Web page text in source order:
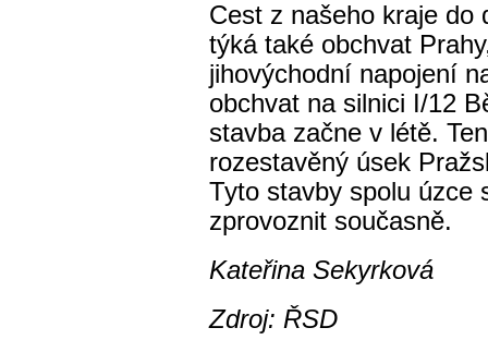
Cest z našeho kraje do
týká také obchvat
jihovýchodní napojení
obchvat na silnici I/12
stavba začne v létě.
rozestavěný úsek
Tyto stavby spolu úzce
zprovoznit současně.
Kateřina Sekyrková
Zdroj: ŘSD